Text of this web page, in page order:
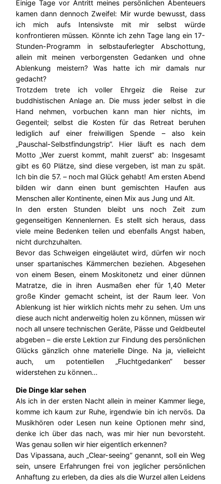
Einige Tage vor Antritt meines persönlichen Abenteuers
kamen dann dennoch Zweifel: Mir wurde bewusst, dass
ich mich aufs Intensivste mit mir selbst würde
konfrontieren müssen. Könnte ich zehn Tage lang ein 17-
Stunden-Programm in selbstauferlegter Abschottung,
allein mit meinen verborgensten Gedanken und ohne
Ablenkung meistern? Was hatte ich mir damals nur
gedacht?
Trotzdem trete ich voller Ehrgeiz die Reise zur
buddhistischen Anlage an. Die muss jeder selbst in die
Hand nehmen, vorbuchen kann man hier nichts, im
Gegenteil; selbst die Kosten für das Retreat beruhen
lediglich auf einer freiwilligen Spende – also kein
„Pauschal-Selbstfindungstrip“. Hier läuft es nach dem
Motto „Wer zuerst kommt, mahlt zuerst“ ab: Insgesamt
gibt es 60 Plätze, sind diese vergeben, ist man zu spät.
Ich bin die 57. – noch mal Glück gehabt! Am ersten Abend
bilden wir dann einen bunt gemischten Haufen aus
Menschen aller Kontinente, einen Mix aus Jung und Alt.
In den ersten Stunden bleibt uns noch Zeit zum
gegenseitigen Kennenlernen. Es stellt sich heraus, dass
viele meine Bedenken teilen und ebenfalls Angst haben,
nicht durchzuhalten.
Bevor das Schweigen eingeläutet wird, dürfen wir noch
unser spartanisches Kämmerchen beziehen. Abgesehen
von einem Besen, einem Moskitonetz und einer dünnen
Matratze, die in ihren Ausmaßen eher für 1,40 Meter
große Kinder gemacht scheint, ist der Raum leer. Von
Ablenkung ist hier wirklich nichts mehr zu sehen. Um uns
diese auch nicht anderweitig holen zu können, müssen wir
noch all unsere technischen Geräte, Pässe und Geldbeutel
abgeben – die erste Lektion zur Findung des persönlichen
Glücks gänzlich ohne materielle Dinge. Na ja, vielleicht
auch, um potentiellen „Fluchtgedanken“ besser
widerstehen zu können…
Die Dinge klar sehen
Als ich in der ersten Nacht allein in meiner Kammer liege,
komme ich kaum zur Ruhe, irgendwie bin ich nervös. Da
Musikhören oder Lesen nun keine Optionen mehr sind,
denke ich über das nach, was mir hier nun bevorsteht.
Was genau sollen wir hier eigentlich erkennen?
Das Vipassana, auch „Clear-seeing“ genannt, soll ein Weg
sein, unsere Erfahrungen frei von jeglicher persönlichen
Anhaftung zu erleben, da dies als die Wurzel allen Leidens